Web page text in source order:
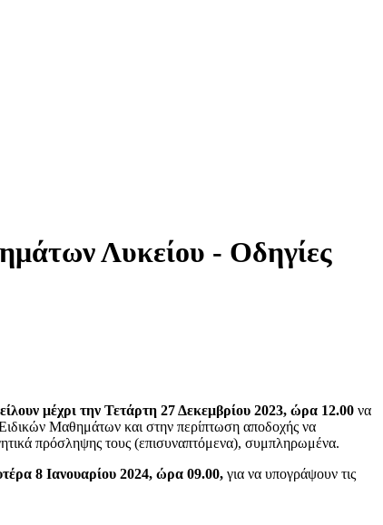
Λυκείου - Οδηγίες
μέχρι την Τετάρτη 27 Δεκεμβρίου 2023, ώρα 12.00 να
Ειδικών Μαθημάτων και στην περίπτωση αποδοχής να
πρόσληψης τους (επισυναπτόμενα), συμπληρωμένα.
8 Ιανουαρίου 2024, ώρα 09.00, για να υπογράψουν τις